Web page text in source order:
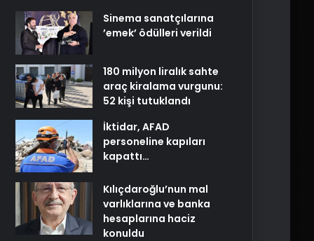
Sinema sanatçılarına
’emek’ ödülleri verildi
180 milyon liralık sahte
araç kiralama vurgunu:
52 kişi tutuklandı
İktidar, AFAD
personeline kapıları
kapattı…
Kılıçdaroğlu’nun mal
varlıklarına ve banka
hesaplarına haciz
konuldu